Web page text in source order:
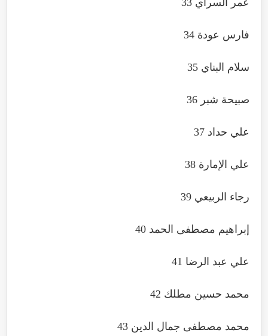
فارس عودة 34
سلام البناي 35
صبيحة شبر 36
علي حداد 37
علي الإمارة 38
رجاء الربيعي 39
إبراهيم مصطفى الحمد 40
علي عبد الرضا 41
محمد حسين مطلك 42
محمد مصطفى جمال الدين 43